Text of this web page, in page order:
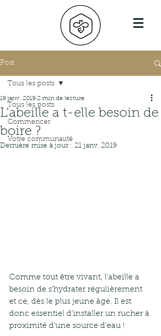
Post
Tous les posts
Commencer
Votre communauté
Tous les posts
L'abeille a t-elle besoin de
boire ?
19 janv. 2019 2 min de lecture
Dernière mise à jour : 21 janv. 2019
Comme tout être vivant, l'abeille a
besoin de s'hydrater régulièrement
et ce, dès le plus jeune âge. Il est
donc essentiel d'installer un rucher à
proximité d'une source d'eau !